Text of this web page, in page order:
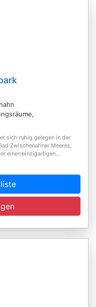
sich ruhig gelegen in der
Zwischenahner Meeres,
einen einzigartigen...